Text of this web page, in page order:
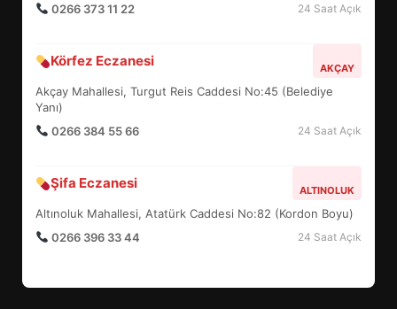
0266 373 11 22
24 Saat Açık
Körfez Eczanesi AKÇAY
Akçay Mahallesi, Turgut Reis Caddesi No:45 (Belediye
Yanı)
0266 384 55 66
24 Saat Açık
Şifa Eczanesi ALTINOLUK
Altınoluk Mahallesi, Atatürk Caddesi No:82 (Kordon Boyu)
0266 396 33 44
24 Saat Açık
5
BALIKESİR MÜZELERİNDE SÜRE
6
TURNUVASI KAYITLARI NEYİ
DEĞİŞTİRİYOR?
YENİ YÖNETİM NASIL